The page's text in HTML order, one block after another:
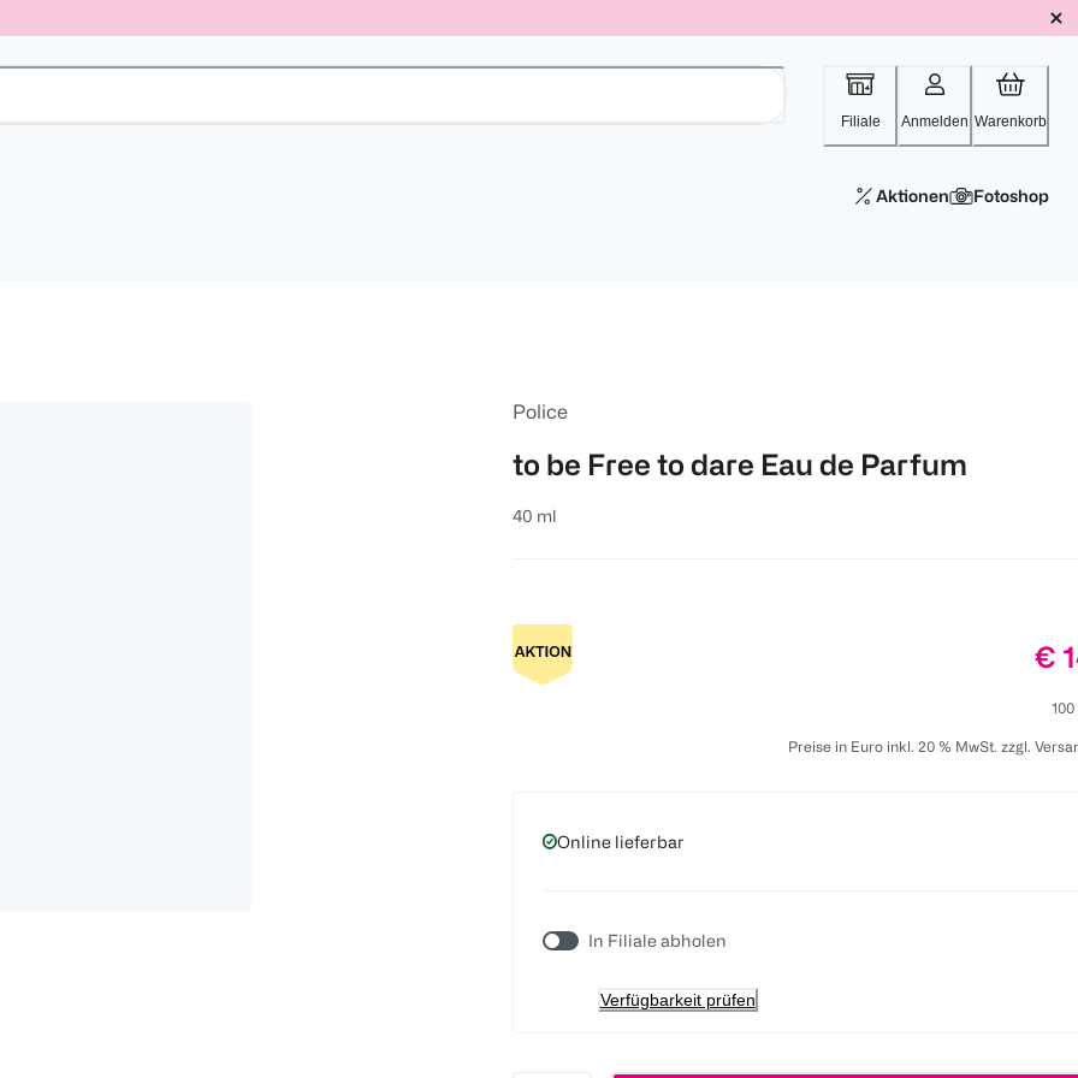
Filiale Anmelden Warenkorb
Aktionen Fotoshop
Police
to be Free to dare Eau de Parfum
40 ml
€
Preise in Euro inkl. 20 % MwSt. zzgl.
Online lieferbar
In Filiale abholen
Verfügbarkeit prüfen